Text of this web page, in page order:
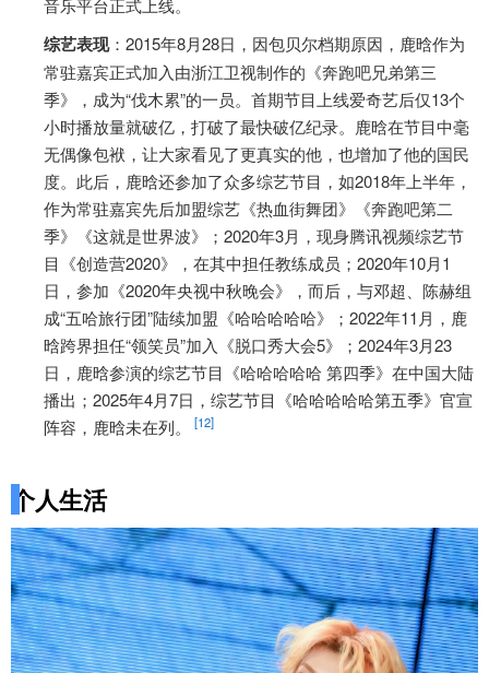
音乐平台正式上线。
综艺表现：2015年8月28日，因包贝尔档期原因，鹿晗作为
常驻嘉宾正式加入由浙江卫视制作的《奔跑吧兄弟第三
季》，成为“伐木累”的一员。首期节目上线爱奇艺后仅13个
小时播放量就破亿，打破了最快破亿纪录。鹿晗在节目中毫
无偶像包袱，让大家看见了更真实的他，也增加了他的国民
度。此后，鹿晗还参加了众多综艺节目，如2018年上半年，
作为常驻嘉宾先后加盟综艺《热血街舞团》《奔跑吧第二
季》《这就是世界波》；2020年3月，现身腾讯视频综艺节
目《创造营2020》，在其中担任教练成员；2020年10月1
日，参加《2020年央视中秋晚会》，而后，与邓超、陈赫组
成“五哈旅行团”陆续加盟《哈哈哈哈哈》；2022年11月，鹿
晗跨界担任“领笑员”加入《脱口秀大会5》；2024年3月23
日，鹿晗参演的综艺节目《哈哈哈哈哈 第四季》在中国大陆
播出；2025年4月7日，综艺节目《哈哈哈哈哈第五季》官宣
阵容，鹿晗未在列。
[12]
个人生活